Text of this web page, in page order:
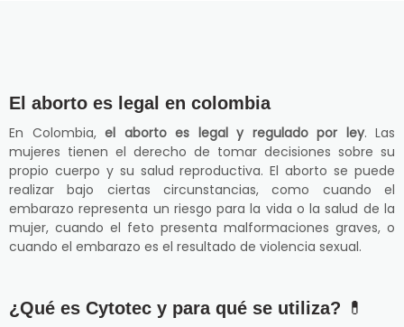
El aborto es legal en colombia
En Colombia, el aborto es legal y regulado por ley. Las
mujeres tienen el derecho de tomar decisiones sobre su
propio cuerpo y su salud reproductiva. El aborto se puede
realizar bajo ciertas circunstancias, como cuando el
embarazo representa un riesgo para la vida o la salud de la
mujer, cuando el feto presenta malformaciones graves, o
cuando el embarazo es el resultado de violencia sexual.
¿Qué es Cytotec y para qué se utiliza? 💊